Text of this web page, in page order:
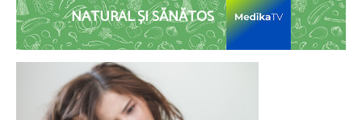
NATURAL ȘI SĂNĂTOS